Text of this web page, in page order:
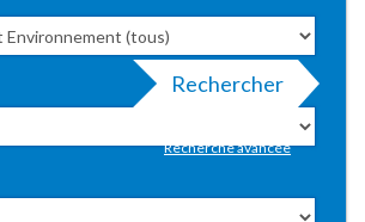
Rechercher
Recherche avancée